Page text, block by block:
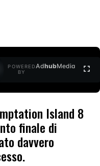
POWERED
BY
AdhubMedia
Island 8
finale di
davvero